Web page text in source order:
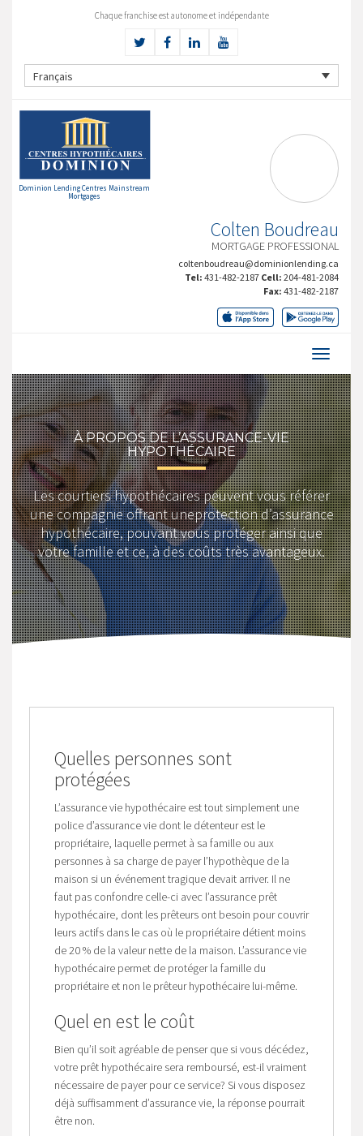
Chaque franchise est autonome et indépendante
Français
Dominion Lending Centres Mainstream
Mortgages
Colten Boudreau
MORTGAGE PROFESSIONAL
coltenboudreau@dominionlending.ca
Tel: 431-482-2187 Cell: 204-481-2084
Fax: 431-482-2187
À PROPOS DE L’ASSURANCE-VIE
HYPOTHÉCAIRE
Les courtiers hypothécaires peuvent vous référer
une compagnie offrant uneprotection d’assurance
hypothécaire, pouvant vous protéger ainsi que
votre famille et ce, à des coûts très avantageux.
Quelles personnes sont
protégées
L’assurance vie hypothécaire est tout simplement une
police d’assurance vie dont le détenteur est le
propriétaire, laquelle permet à sa famille ou aux
personnes à sa charge de payer l’hypothèque de la
maison si un événement tragique devait arriver. Il ne
faut pas confondre celle-ci avec l’assurance prêt
hypothécaire, dont les prêteurs ont besoin pour couvrir
leurs actifs dans le cas où le propriétaire détient moins
de 20 % de la valeur nette de la maison. L’assurance vie
hypothécaire permet de protéger la famille du
propriétaire et non le prêteur hypothécaire lui-même.
Quel en est le coût
Bien qu’il soit agréable de penser que si vous décédez,
votre prêt hypothécaire sera remboursé, est-il vraiment
nécessaire de payer pour ce service? Si vous disposez
déjà suffisamment d’assurance vie, la réponse pourrait
être non.